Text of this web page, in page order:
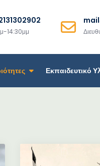
14:30μμ
Εκπαιδευτικό